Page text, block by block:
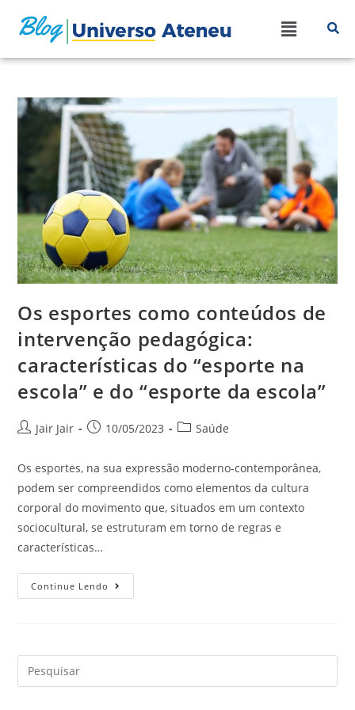
Os esportes como conteúdos de
intervenção pedagógica:
características do “esporte na
escola” e do “esporte da escola”
Jair Jair 10/05/2023 Saúde
Os esportes, na sua expressão moderno-contemporânea,
podem ser compreendidos como elementos da cultura
corporal do movimento que, situados em um contexto
sociocultural, se estruturam em torno de regras e
características…
Continue Lendo